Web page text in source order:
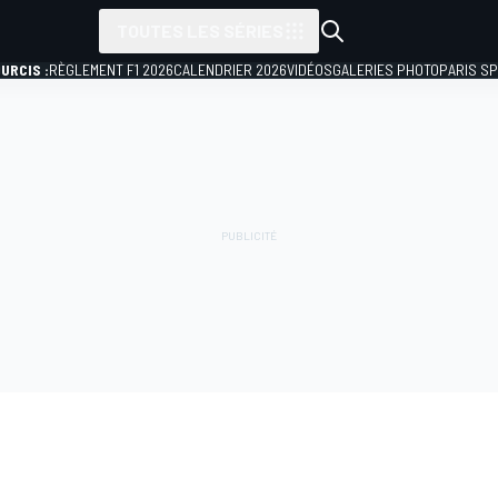
:RÈGLEMENT F1 2026CALENDRIER 2026VIDÉOSGALERIES PHOTOPARIS